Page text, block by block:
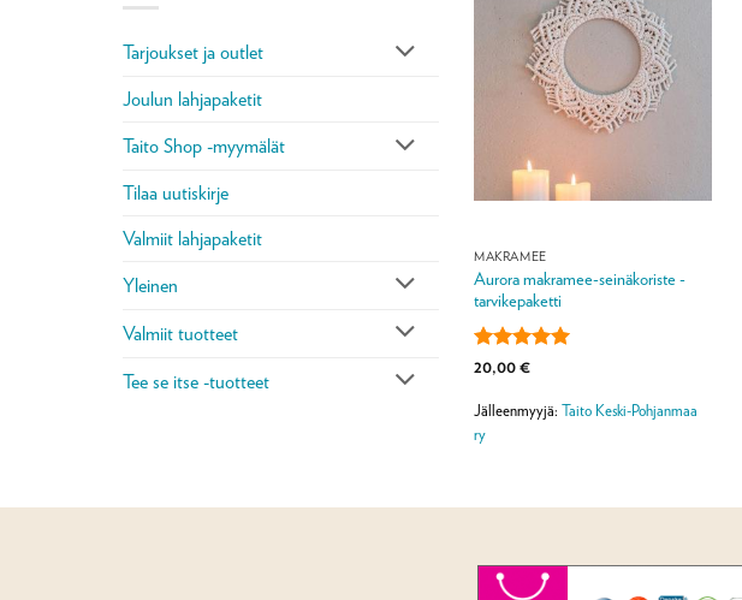
Tarjoukset ja outlet
Joulun lahjapaketit
Taito Shop -myymälät
Tilaa uutiskirje
Valmiit lahjapaketit
Yleinen
Valmiit tuotteet
Tee se itse -tuotteet
MAKRAMEE
Aurora makramee-seinäkoriste -
tarvikepaketti
Arvostelu
/ 5
20,00€
Jälleenmyyjä:Taito Keski-Pohjanmaa
ry